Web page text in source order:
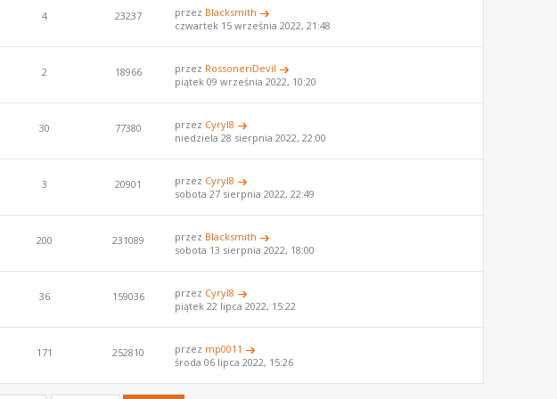
4 23237 przez Blacksmith
czwartek 15 września 2022, 21:48
2 18966 przez RossoneriDevil
piątek 09 września 2022, 10:20
30 77380 przez Cyryl8
niedziela 28 sierpnia 2022, 22:00
3 20901 przez Cyryl8
sobota 27 sierpnia 2022, 22:49
200 231089 przez Blacksmith
sobota 13 sierpnia 2022, 18:00
36 159036 przez Cyryl8
piątek 22 lipca 2022, 15:22
171 252810 przez mp0011
środa 06 lipca 2022, 15:26